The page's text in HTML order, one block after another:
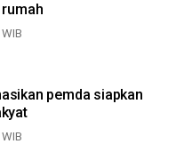
pemda siapkan